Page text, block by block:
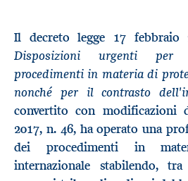
Il decreto legge 17 febbraio
Disposizioni urgenti per
procedimenti in materia di
nonché per il contrasto
convertito con modificazioni
2017, n. 46, ha operato una
dei procedimenti in
internazionale stabilendo, tra